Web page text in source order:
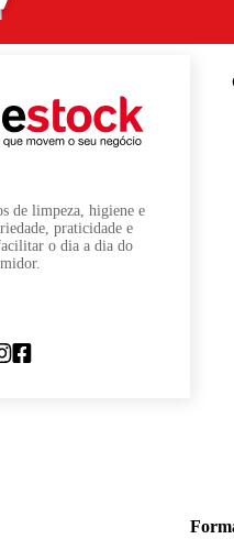
de limpeza, higiene e
praticidade e
o dia a dia do